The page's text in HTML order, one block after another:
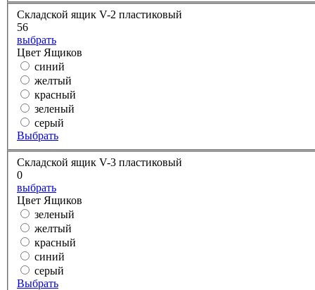
Складской ящик V-2 пластиковый
56
выбрать
Цвет Ящиков
синий
желтый
красный
зеленый
серый
Выбрать
Складской ящик V-3 пластиковый
0
выбрать
Цвет Ящиков
зеленый
желтый
красный
синий
серый
Выбрать